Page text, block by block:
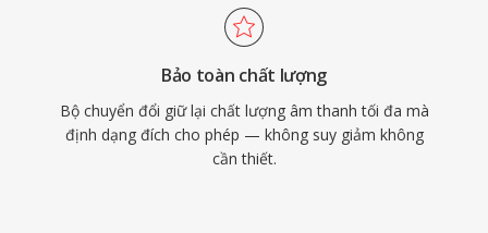
Bảo toàn chất lượng
Bộ chuyển đổi giữ lại chất lượng âm thanh tối đa mà
định dạng đích cho phép — không suy giảm không
cần thiết.